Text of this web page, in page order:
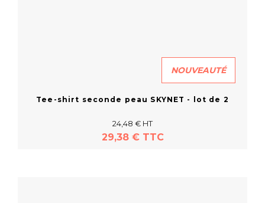
NOUVEAUTÉ
Tee-shirt seconde peau SKYNET - lot de 2
24,48 € HT
29,38 € TTC